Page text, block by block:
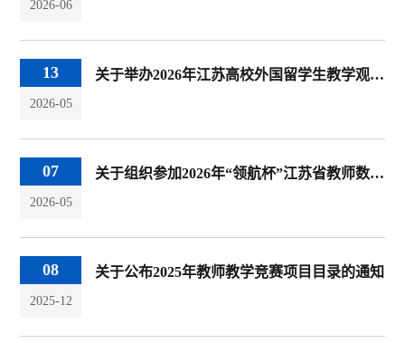
2026-06
13
2026-05
关于举办2026年江苏高校外国留学生教学观摩比赛校内选拔赛的通知
07
2026-05
关于组织参加2026年“领航杯”江苏省教师数字素养提升实践活动的通知
08
2025-12
关于公布2025年教师教学竞赛项目目录的通知